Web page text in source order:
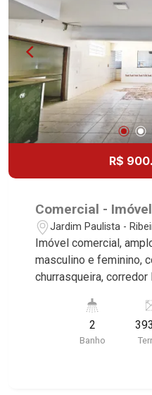
R$
Comercial - Imóvel
Jardim Paulista -
Imóvel comercial,
masculino e feminino,
churrasqueira,
Martinelli Imobiliária,
imobiliário desde
e Locação! Avenida João Fiúsa, 1051 - Alto da
2
Banho